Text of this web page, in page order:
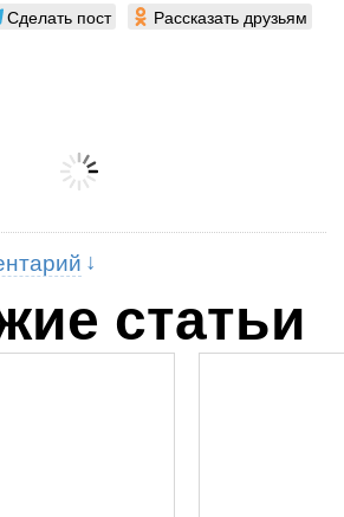
Сделать пост Рассказать друзьям
статьи